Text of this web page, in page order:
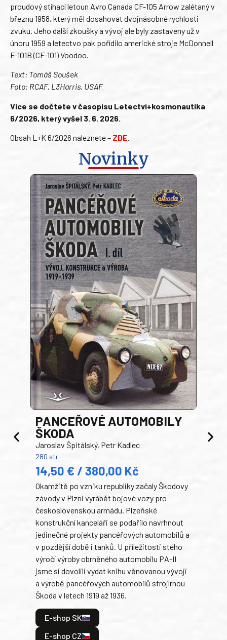
proudový stíhací letoun Avro Canada CF-105 Arrow zalétaný v
březnu 1958, který měl dosahovat dvojnásobné rychlosti
zvuku. Jeho další zkoušky a vývoj ale byly zastaveny už v
únoru 1959 a letectvo pak pořídilo americké stroje McDonnell
F-101B (CF-101) Voodoo.
Text: Tomáš Soušek
Foto: RCAF, L3Harris, USAF
Více se dočtete v časopisu Letectví+kosmonautika
6/2026, který vyšel 3. 6. 2026.
Obsah L+K 6/2026 naleznete – ZDE.
Novinky
PANCEŘOVÉ AUTOMOBILY
ŠKODA
Jaroslav Špitálský, Petr Kadlec
280 str.
14,50 € / 380,00 Kč
Okamžitě po vzniku republiky začaly Škodovy
závody v Plzni vyrábět bojové vozy pro
československou armádu. Plzeňské
konstrukční kanceláři se podařilo navrhnout
jedinečné projekty pancéřových automobilů a
v pozdější době i tanků. U příležitosti stého
výročí výroby obrněného automobilu PA-II
jsme si dovolili vydat knihu věnovanou vývoji
a výrobě pancéřových automobilů strojírnou
Škoda v letech 1919 až 1936.
E-shop SK
E-shop CZ